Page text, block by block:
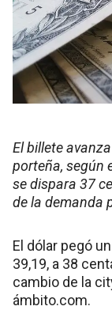
El billete
porteña, según
se dispara 37
de la demanda
El dólar pegó
39,19, a 38
cambio de la
ámbito.com.